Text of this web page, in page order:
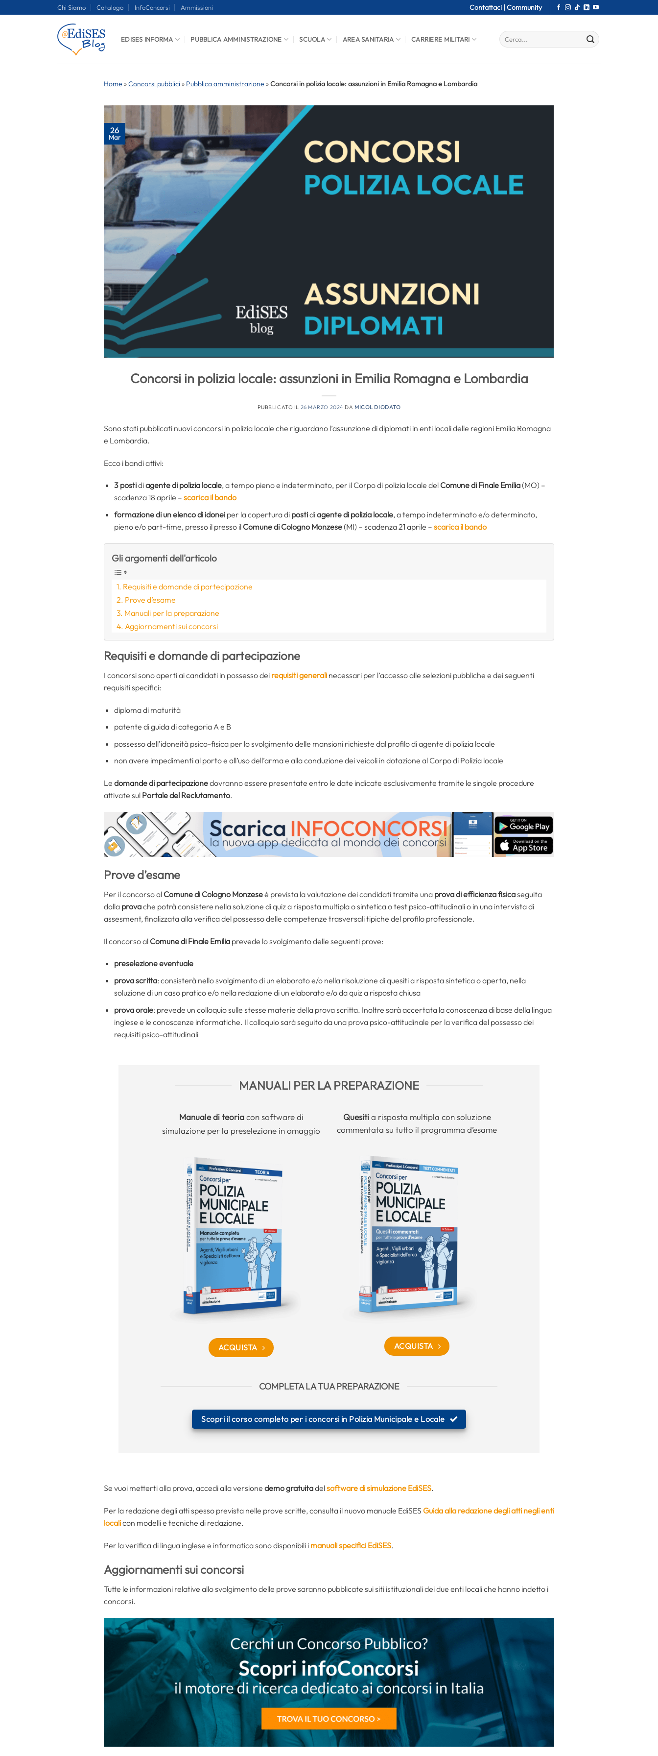
Chi Siamo Catalogo InfoConcorsi Ammissioni Contattaci | Community
EDISES INFORMA PUBBLICA AMMINISTRAZIONE SCUOLA AREA SANITARIA CARRIERE MILITARI
Home »Concorsi pubblici » Pubblica amministrazione »Concorsi in polizia locale: assunzioni in Emilia Romagna e Lombardia
26
Mar
Concorsi in polizia locale: assunzioni in Emilia Romagna e Lombardia
PUBBLICATO IL 26 MARZO 2024 DA MICOL DIODATO
Sono stati pubblicati nuovi concorsi in polizia locale che riguardano l’assunzione di diplomati in enti locali delle regioni Emilia Romagna
e Lombardia.
Ecco i bandi attivi:
3 postidiagente di polizia locale, a tempo pieno e indeterminato, per il Corpo di polizia locale del Comune di Finale Emilia(MO) –
scadenza 18 aprile – scarica il bando
formazione di un elenco di idoneiper la copertura di postidiagente di polizia locale, a tempo indeterminato e/o determinato,
pieno e/o part-time, presso il presso il Comune di Cologno Monzese(MI) – scadenza 21 aprile – scarica il bando
Gli argomenti dell'articolo
Requisiti e domande di partecipazione
Prove d’esame
Manuali per la preparazione
Aggiornamenti sui concorsi
Requisiti e domande di partecipazione
I concorsi sono aperti ai candidati in possesso dei requisiti generali necessari per l’accesso alle selezioni pubbliche e dei seguenti
requisiti specifici:
diploma di maturità
patente di guida di categoria A e B
possesso dell’idoneità psico-fisica per lo svolgimento delle mansioni richieste dal profilo di agente di polizia locale
non avere impedimenti al porto e all’uso dell’arma e alla conduzione dei veicoli in dotazione al Corpo di Polizia locale
Le domande di partecipazionedovranno essere presentate entro le date indicate esclusivamente tramite le singole procedure
attivate sul Portale del Reclutamento.
Prove d’esame
Per il concorso al Comune di Cologno Monzeseè prevista la valutazione dei candidati tramite una prova di efficienza fisicaseguita
dalla provache potrà consistere nella soluzione di quiz a risposta multipla o sintetica o test psico-attitudinali o in una intervista di
assesment, finalizzata alla verifica del possesso delle competenze trasversali tipiche del profilo professionale.
Il concorso al Comune di Finale Emilia prevede lo svolgimento delle seguenti prove:
preselezione eventuale
prova scritta: consisterà nello svolgimento di un elaborato e/o nella risoluzione di quesiti a risposta sintetica o aperta, nella
soluzione di un caso pratico e/o nella redazione di un elaborato e/o da quiz a risposta chiusa
prova orale: prevede un colloquio sulle stesse materie della prova scritta. Inoltre sarà accertata la conoscenza di base della lingua
inglese e le conoscenze informatiche. Il colloquio sarà seguito da una prova psico-attitudinale per la verifica del possesso dei
requisiti psico-attitudinali
MANUALI PER LA PREPARAZIONE
Manualedi teoriacon software di
simulazione per la preselezione in omaggio
ACQUISTA
Quesitia risposta multipla con soluzione
commentata su tutto il programma d’esame
ACQUISTA
COMPLETA LA TUA PREPARAZIONE
Scopri il corso completo per i concorsi in Polizia Municipale e Locale
Se vuoi metterti alla prova, accedi alla versione demo gratuitadelsoftware di simulazione EdiSES.
Per la redazione degli atti spesso prevista nelle prove scritte, consulta il nuovo manuale EdiSES Guida alla redazione degli atti negli enti
localicon modelli e tecniche di redazione.
Per la verifica di lingua inglese e informatica sono disponibili i manuali specifici EdiSES.
Aggiornamenti sui concorsi
Tutte le informazioni relative allo svolgimento delle prove saranno pubblicate sui siti istituzionali dei due enti locali che hanno indetto i
concorsi.